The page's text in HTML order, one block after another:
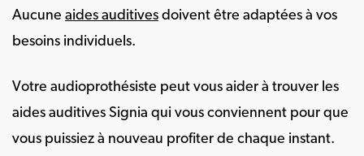
Aucune aides auditives doivent être adaptées à vos
besoins individuels.
Votre audioprothésiste peut vous aider à trouver les
aides auditives Signia qui vous conviennent pour que
vous puissiez à nouveau profiter de chaque instant.